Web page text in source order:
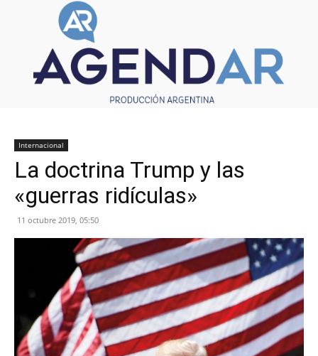
Internacional
La doctrina Trump y las
«guerras ridículas»
11 octubre 2019, 05:50